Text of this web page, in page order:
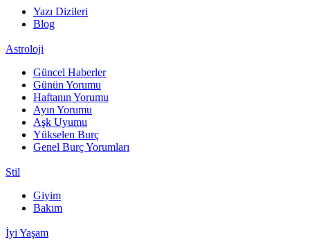
Yazı Dizileri
Blog
Astroloji
Güncel Haberler
Günün Yorumu
Haftanın Yorumu
Ayın Yorumu
Aşk Uyumu
Yükselen Burç
Genel Burç Yorumları
Stil
Giyim
Bakım
İyi Yaşam